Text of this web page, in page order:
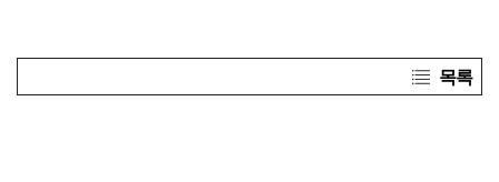
목록